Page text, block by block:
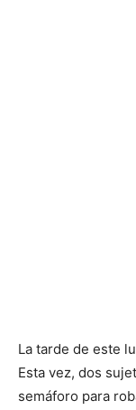
La tarde de este
Esta vez, dos
semáforo para